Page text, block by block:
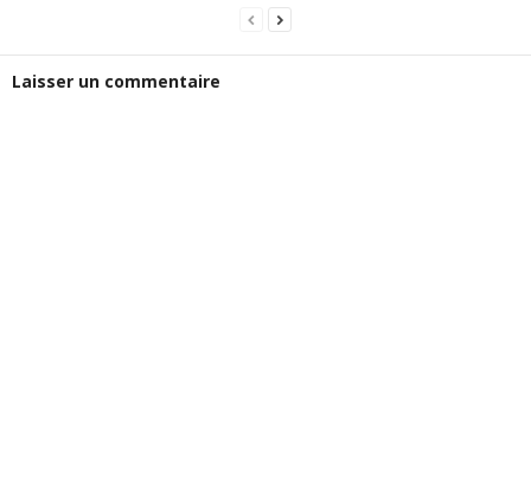
Laisser un commentaire